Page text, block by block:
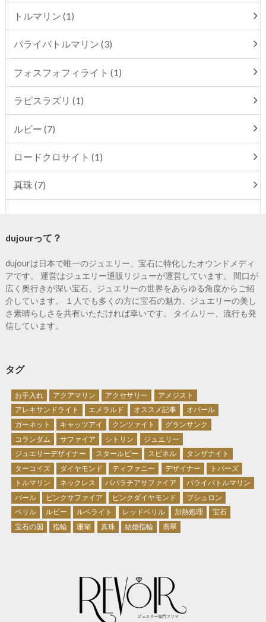
トルマリン (1)
パライバトルマリン (3)
フォスフォフィライト (1)
ラピスラズリ (1)
ルビー (7)
ロードクロサイト (1)
真珠 (7)
dujourって？
dujourは日本で唯一のジュエリー、宝石に特化したオウンドメディ
アです。 運営はジュエリー通販リジューが運営しています。 間口が
広く奥行きが深い宝石、ジュエリーの世界をあらゆる角度からご紹
介しています。 １人でも多くの方に宝石の魅力、ジュエリーの美し
さ素晴らしさを共有いただければ幸いです。 タイムリー、流行も発
信しています。
タグ
お手入れ アクアマリン アクセサリー
アメジスト
アレキサンドライト
エメラルド オススメ記事
オパール
ガーネット
キャッツアイ クンツァイト
グランサンク
コランダム
サファイア シトリン
ジュエリー
ジュエリーデザイナー
スタールビー スピネル
タンザナイト
ターコイズ
ダイヤモンド ティファニー デザイナー
トパーズ
トルマリン
ネックレス パパラチアサファイア
パライバトルマリン
パール
ピンクサファイア ピンクダイヤモンド
ブシュロン
ベリル
ルビー ルベライト レッドベリル 加熱処理
宝石
宝石の国
指輪 珊瑚 真珠 結婚指輪 翡翠